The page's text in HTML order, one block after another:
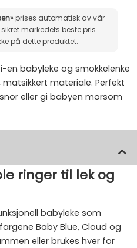
prises automatisk av vår
på dette produktet.
i-en babyleke og smokkelenke
matsikkert materiale. Perfekt
eller gi babyen morsom
ringer til lek og
babyleke som
Baby Blue, Cloud og
eller brukes hver for